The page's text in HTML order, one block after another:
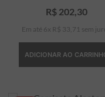
R$ 202 30
Em até 6 x R$ 33 71 sem
ADICIONAR AO